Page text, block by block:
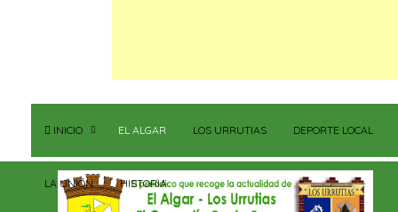
INICIO EL ALGAR LOS URRUTIAS DEPORTE LOCAL
LA UNIÓN HISTORIA